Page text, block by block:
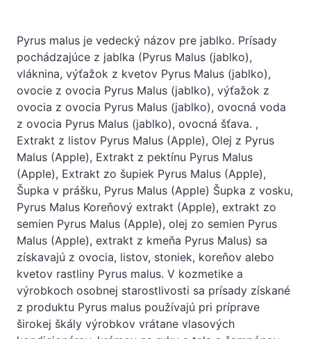
Pyrus malus je vedecký názov pre jablko. Prísady
pochádzajúce z jablka (Pyrus Malus (jablko),
vláknina, výťažok z kvetov Pyrus Malus (jablko),
ovocie z ovocia Pyrus Malus (jablko), výťažok z
ovocia z ovocia Pyrus Malus (jablko), ovocná voda
z ovocia Pyrus Malus (jablko), ovocná šťava. ,
Extrakt z listov Pyrus Malus (Apple), Olej z Pyrus
Malus (Apple), Extrakt z pektínu Pyrus Malus
(Apple), Extrakt zo šupiek Pyrus Malus (Apple),
Šupka v prášku, Pyrus Malus (Apple) Šupka z vosku,
Pyrus Malus Koreňový extrakt (Apple), extrakt zo
semien Pyrus Malus (Apple), olej zo semien Pyrus
Malus (Apple), extrakt z kmeňa Pyrus Malus) sa
získavajú z ovocia, listov, stoniek, koreňov alebo
kvetov rastliny Pyrus malus. V kozmetike a
výrobkoch osobnej starostlivosti sa prísady získané
z produktu Pyrus malus používajú pri príprave
širokej škály výrobkov vrátane vlasových